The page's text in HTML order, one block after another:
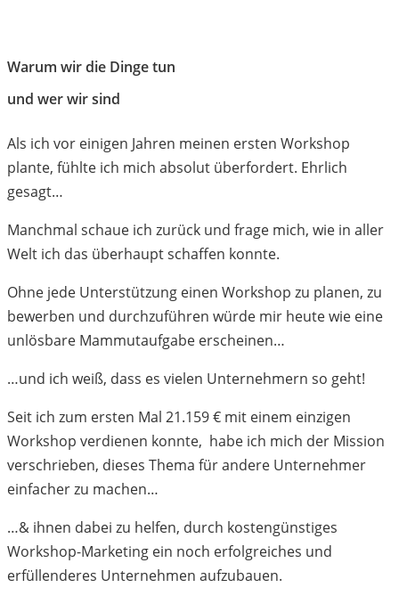
Warum wir die Dinge tun
und wer wir sind
Als ich vor einigen Jahren meinen ersten Workshop
plante, fühlte ich mich absolut überfordert. Ehrlich
gesagt…
Manchmal schaue ich zurück und frage mich, wie in aller
Welt ich das überhaupt schaffen konnte.
Ohne jede Unterstützung einen Workshop zu planen, zu
bewerben und durchzuführen würde mir heute wie eine
unlösbare Mammutaufgabe erscheinen…
…und ich weiß, dass es vielen Unternehmern so geht!
Seit ich zum ersten Mal 21.159 € mit einem einzigen
Workshop verdienen konnte, habe ich mich der Mission
verschrieben, dieses Thema für andere Unternehmer
einfacher zu machen…
…& ihnen dabei zu helfen, durch kostengünstiges
Workshop-Marketing ein noch erfolgreiches und
erfüllenderes Unternehmen aufzubauen.